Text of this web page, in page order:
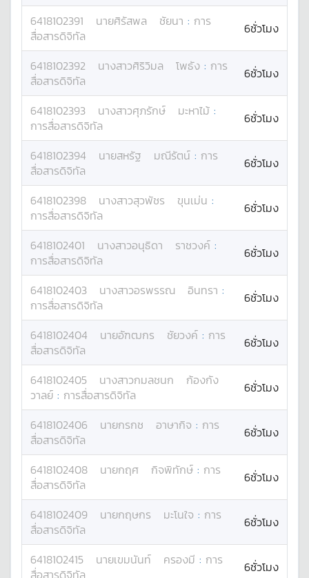
6418102391 นายศิรัสพล ชัยนา : การ
สื่อสารดิจิทัล
6ชั่วโมง
6418102392 นางสาวศิริวิมล โพธัง : การ
สื่อสารดิจิทัล
6ชั่วโมง
6418102393 นางสาวศุภรักษ์ มะหาไม้ :
การสื่อสารดิจิทัล
6ชั่วโมง
6418102394 นายสหรัฐ มณีรัตน์ : การ
สื่อสารดิจิทัล
6ชั่วโมง
6418102398 นางสาวสุวพัชร ขุนเม่น :
การสื่อสารดิจิทัล
6ชั่วโมง
6418102401 นางสาวอนุธิดา ราชวงค์ :
การสื่อสารดิจิทัล
6ชั่วโมง
6418102403 นางสาวอรพรรณ อินทรา :
การสื่อสารดิจิทัล
6ชั่วโมง
6418102404 นายอัฑฒกร ชัยวงค์ : การ
สื่อสารดิจิทัล
6ชั่วโมง
6418102405 นางสาวกมลชนก
ก้องกัง
วาลย์ : การสื่อสารดิจิทัล 6ชั่วโมง
6418102406 นายกรกช อาษากิจ : การ
สื่อสารดิจิทัล
6ชั่วโมง
6418102408 นายกฤศ กิจพิทักษ์ : การ
สื่อสารดิจิทัล
6ชั่วโมง
6418102409 นายกฤษกร มะโนใจ : การ
สื่อสารดิจิทัล
6ชั่วโมง
6418102415 นายเขมนันท์ ครองมี : การ
สื่อสารดิจิทัล
6ชั่วโมง